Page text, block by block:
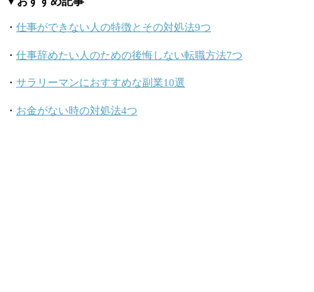
・ 仕事ができない人の特徴とその対処法9つ
・ 仕事辞めたい人のための後悔しない転職方法7つ
・ サラリーマンにおすすめな副業10選
・ お金がない時の対処法4つ